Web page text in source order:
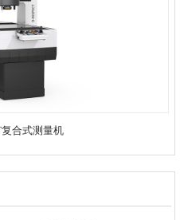
复合式测量机